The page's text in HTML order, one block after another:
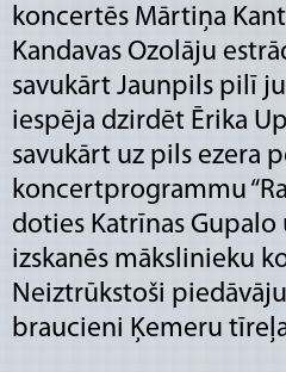
koncertēs Mārtiņa
Kandavas Ozolāju
savukārt Jaunpils pilī
iespēja dzirdēt Ērika
savukārt uz pils ezera
koncertprogrammu
doties Katrīnas
izskanēs mākslinieku
Neiztrūkstoši
braucieni Ķemeru